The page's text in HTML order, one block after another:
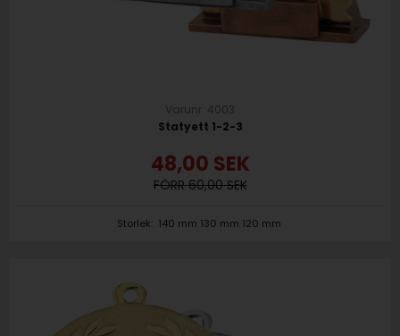
Varunr. 4003
Statyett 1-2-3
60,00
48,00 SEK
Storlek: 140 mm 130 mm 120 mm